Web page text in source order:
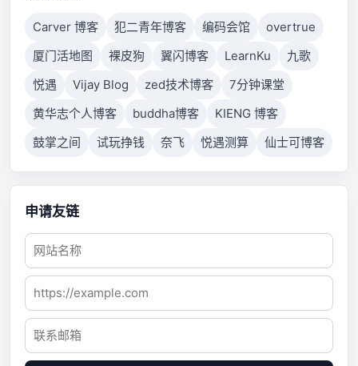
Carver 博客 犯二青年博客 编码会馆
overtrue
厦门活地图
裸皮狗 翼闪博客 LearnKu
九歌
悦遇
Vijay Blog zed技术博客
7分钟课堂
黄华志个人博客
buddha博客
KIENG 博客
鼓掌之间
试玩挣钱 奈飞 悦遇测算 仙士可博客
申请友链